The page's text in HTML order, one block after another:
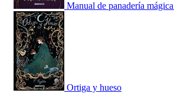
Manual de panadería
Ortiga y hueso